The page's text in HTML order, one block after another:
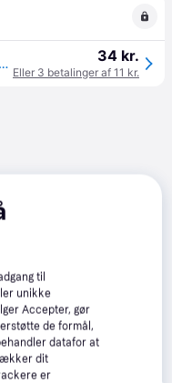
Trixie Slow Feeding Plastic Bowl 0.45 l/ø 20 cm assorted colours 34 kr.
Eller 3 betalinger af 11 kr.
til
unikke
Accepter, gør
de formål,
datafor at
dit
er